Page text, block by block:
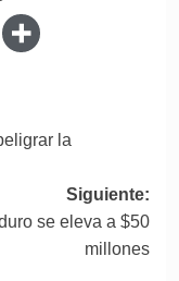
la
Siguiente:
se eleva a $50
millones